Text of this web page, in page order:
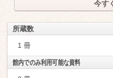
今す
所蔵数
1 冊
館内でのみ利用可能な資料